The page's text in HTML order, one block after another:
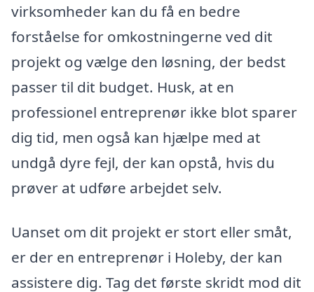
virksomheder kan du få en bedre
forståelse for omkostningerne ved dit
projekt og vælge den løsning, der bedst
passer til dit budget. Husk, at en
professionel entreprenør ikke blot sparer
dig tid, men også kan hjælpe med at
undgå dyre fejl, der kan opstå, hvis du
prøver at udføre arbejdet selv.
Uanset om dit projekt er stort eller småt,
er der en entreprenør i Holeby, der kan
assistere dig. Tag det første skridt mod dit